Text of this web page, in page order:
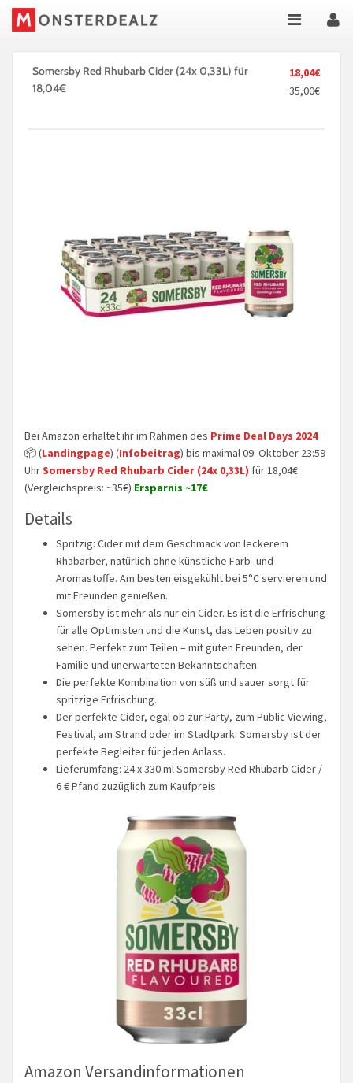
18,04€
35,00€
Somersby Red Rhubarb Cider (24x 0,33L) für
18,04€
Bei Amazon erhaltet ihr im Rahmen des Prime Deal Days 2024
📦 (Landingpage) (Infobeitrag) bis maximal 09. Oktober 23:59
UhrSomersby Red Rhubarb Cider (24x 0,33L) für 18,04€
(Vergleichspreis: ~35€) Ersparnis ~17€
Details
Spritzig: Cider mit dem Geschmack von leckerem
Rhabarber, natürlich ohne künstliche Farb- und
Aromastoffe. Am besten eisgekühlt bei 5°C servieren und
mit Freunden genießen.
Somersby ist mehr als nur ein Cider. Es ist die Erfrischung
für alle Optimisten und die Kunst, das Leben positiv zu
sehen. Perfekt zum Teilen – mit guten Freunden, der
Familie und unerwarteten Bekanntschaften.
Die perfekte Kombination von süß und sauer sorgt für
spritzige Erfrischung.
Der perfekte Cider, egal ob zur Party, zum Public Viewing,
Festival, am Strand oder im Stadtpark. Somersby ist der
perfekte Begleiter für jeden Anlass.
Lieferumfang: 24 x 330 ml Somersby Red Rhubarb Cider /
6 € Pfand zuzüglich zum Kaufpreis
Amazon Versandinformationen